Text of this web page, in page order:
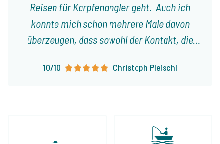
Reisen für Karpfenangler geht. Auch ich
konnte mich schon mehrere Male davon
überzeugen, dass sowohl der Kontakt, die
an einen See aus dem Programm durch
halten, was sie laut Internetseite
10/10 Christoph Pleischl